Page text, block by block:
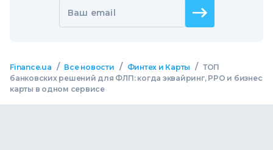
Ваш email
Finance.ua / Все новости / Финтех и Карты / ТОП
банковских решений для ФЛП: когда эквайринг, РРО и бизнес
карты в одном сервисе